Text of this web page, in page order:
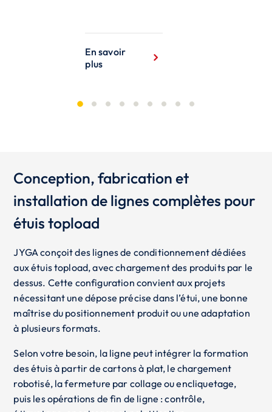
En savoir
plus
Conception, fabrication et
installation de lignes complètes pour
étuis topload
JYGA conçoit des lignes de conditionnement dédiées
aux étuis topload, avec chargement des produits par le
dessus. Cette configuration convient aux projets
nécessitant une dépose précise dans l’étui, une bonne
maîtrise du positionnement produit ou une adaptation
à plusieurs formats.
Selon votre besoin, la ligne peut intégrer la formation
des étuis à partir de cartons à plat, le chargement
robotisé, la fermeture par collage ou encliquetage,
puis les opérations de fin de ligne : contrôle,